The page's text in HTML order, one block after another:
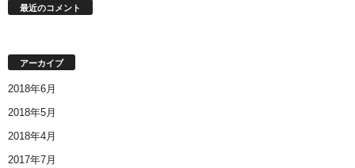
最近のコメント
アーカイブ
2018年6月
2018年5月
2018年4月
2017年7月